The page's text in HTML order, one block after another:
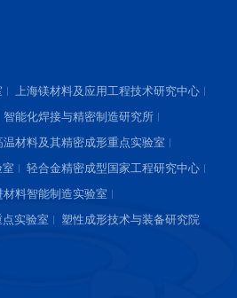
上海镁材料及应用工程技术研究中心
智能化焊接与精密制造研究所
温材料及其精密成形重点实验室
轻合金精密成型国家工程研究中心
材料智能制造实验室
点实验室
塑性成形技术与装备研究院